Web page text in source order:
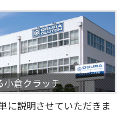
小倉クラッチ
に説明させていただきま